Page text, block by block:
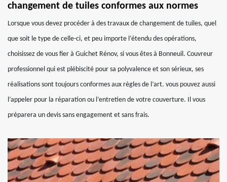
changement de tuiles conformes aux normes
Lorsque vous devez procéder à des travaux de changement de tuiles, quel
que soit le type de celle-ci, et peu importe l’étendu des opérations,
choisissez de vous fier à Guichet Rénov, si vous êtes à Bonneuil. Couvreur
professionnel qui est plébiscité pour sa polyvalence et son sérieux, ses
réalisations sont toujours conformes aux règles de l’art. vous pouvez aussi
l’appeler pour la réparation ou l’entretien de votre couverture. Il vous
préparera un devis sans engagement et sans frais.